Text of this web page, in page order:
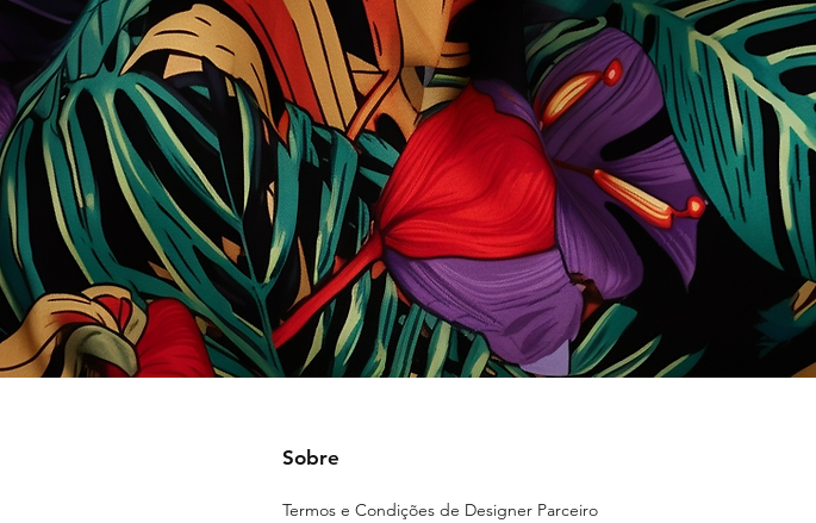
Sobre
Termos e Condições de Designer Parceiro